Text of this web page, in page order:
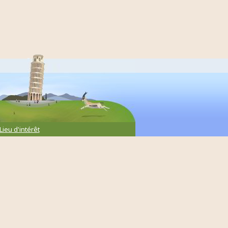
Lieu d'intérêt